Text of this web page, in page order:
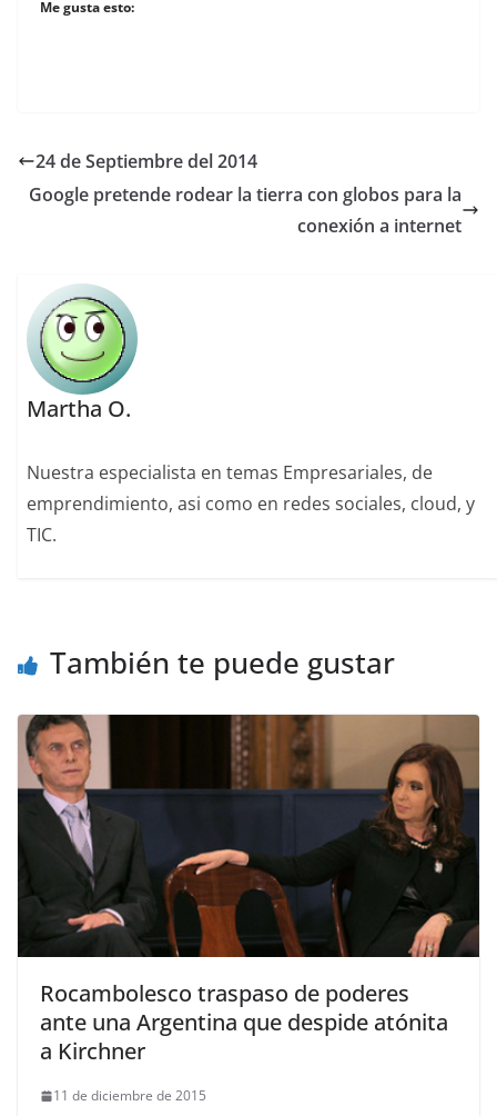
Me gusta esto:
24 de Septiembre del 2014
Google pretende rodear la tierra con globos para la
conexión a internet
Martha O.
Nuestra especialista en temas Empresariales, de
emprendimiento, asi como en redes sociales, cloud, y
TIC.
También te puede gustar
Rocambolesco traspaso de poderes
ante una Argentina que despide atónita
a Kirchner
11 de diciembre de 2015